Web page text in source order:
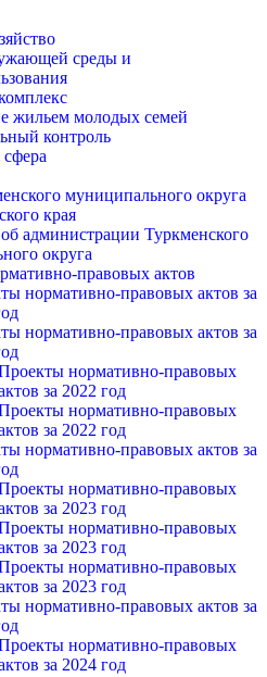
среды и
жильем молодых семей
контроль
муниципального округа
края
администрации Туркменского
округа
правовых актов
нормативно-правовых актов за
нормативно-правовых актов за
нормативно-правовых
за 2022 год
нормативно-правовых
за 2022 год
нормативно-правовых актов за
нормативно-правовых
за 2023 год
нормативно-правовых
за 2023 год
нормативно-правовых
за 2023 год
нормативно-правовых актов за
нормативно-правовых
за 2024 год